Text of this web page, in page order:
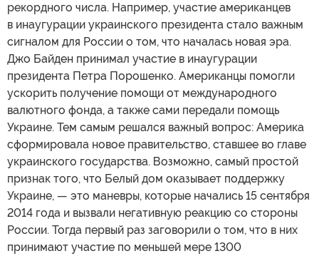
рекордного числа. Например, участие американцев
в инаугурации украинского президента стало важным
сигналом для России о том, что началась новая эра.
Джо Байден принимал участие в инаугурации
президента Петра Порошенко. Американцы помогли
ускорить получение помощи от международного
валютного фонда, а также сами передали помощь
Украине. Тем самым решался важный вопрос: Америка
сформировала новое правительство, ставшее во главе
украинского государства. Возможно, самый простой
признак того, что Белый дом оказывает поддержку
Украине, — это маневры, которые начались 15 сентября
2014 года и вызвали негативную реакцию со стороны
России. Тогда первый раз заговорили о том, что в них
принимают участие по меньшей мере 1300